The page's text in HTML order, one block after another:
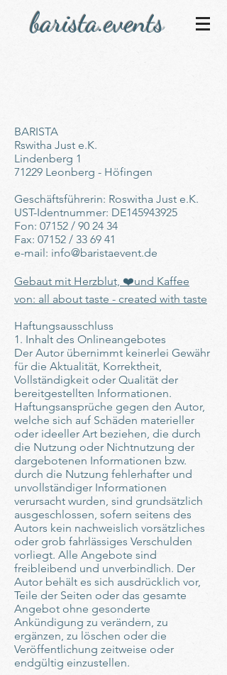
barista.events
BARISTA
Rswitha Just e.K.
Lindenberg 1
71229 Leonberg - Höfingen
Geschäftsführerin: Roswitha Just e.K.
UST-Identnummer: DE145943925
Fon: 07152 / 90 24 34
Fax: 07152 / 33 69 41
e-mail: info@baristaevent.de
Gebaut mit Herzblut, ❤️und Kaffee
von: all about taste - created with taste
Haftungsausschluss
1. Inhalt des Onlineangebotes
Der Autor übernimmt keinerlei Gewähr
für die Aktualität, Korrektheit,
Vollständigkeit oder Qualität der
bereitgestellten Informationen.
Haftungsansprüche gegen den Autor,
welche sich auf Schäden materieller
oder ideeller Art beziehen, die durch
die Nutzung oder Nichtnutzung der
dargebotenen Informationen bzw.
durch die Nutzung fehlerhafter und
unvollständiger Informationen
verursacht wurden, sind grundsätzlich
ausgeschlossen, sofern seitens des
Autors kein nachweislich vorsätzliches
oder grob fahrlässiges Verschulden
vorliegt. Alle Angebote sind
freibleibend und unverbindlich. Der
Autor behält es sich ausdrücklich vor,
Teile der Seiten oder das gesamte
Angebot ohne gesonderte
Ankündigung zu verändern, zu
ergänzen, zu löschen oder die
Veröffentlichung zeitweise oder
endgültig einzustellen.